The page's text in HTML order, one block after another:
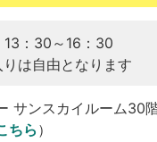
13：30～16：30
は自由となります
サンスカイルーム30
ちら）